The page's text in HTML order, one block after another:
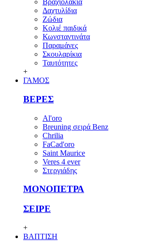
Βραχιολάκια
Δαχτυλίδια
Ζώδια
Κολιέ παιδικά
Κωνσταντινάτα
Παραμάνες
Σκουλαρίκια
Ταυτότητες
+
ΓΑΜΟΣ
ΒΕΡΕΣ
Al'oro
Breuning σειρά Benz
Chrilia
FaCad'oro
Saint Maurice
Veres 4 ever
Στεργιάδης
ΜΟΝΟΠΕΤΡΑ
ΣΕΙΡΕ
+
ΒΑΠΤΙΣΗ